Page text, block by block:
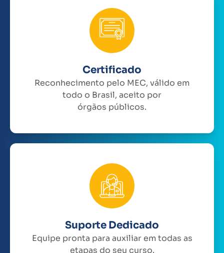
Certificado
Reconhecimento pelo MEC, válido em
todo o Brasil, aceito por
órgãos públicos.
Suporte Dedicado
Equipe pronta para auxiliar em todas as
etapas do seu curso.